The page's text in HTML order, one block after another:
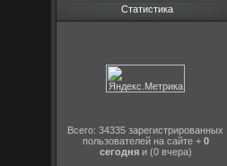
Статистика
Всего: 34335 зарегистрированных
пользователей на сайте + 0
сегодняи (0 вчера)